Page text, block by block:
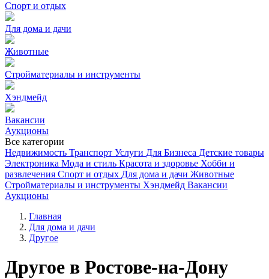
Спорт и отдых
Для дома и дачи
Животные
Стройматериалы и инструменты
Хэндмейд
Вакансии
Аукционы
Все категории
Недвижимость Транспорт Услуги Для Бизнеса Детские товары
Электроника Мода и стиль Красота и здоровье Хобби и
развлечения Спорт и отдых Для дома и дачи Животные
Стройматериалы и инструменты Хэндмейд Вакансии
Аукционы
Главная
Для дома и дачи
Другое
Другое в Ростове-на-Дону